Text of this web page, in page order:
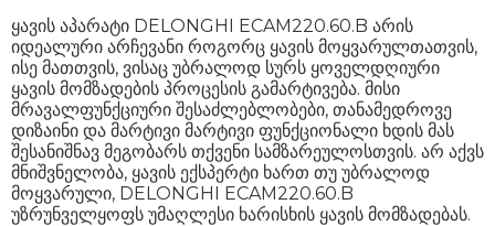
ყავის აპარატი DELONGHI ECAM220.60.B არის
იდეალური არჩევანი როგორც ყავის მოყვარულთათვის,
ისე მათთვის, ვისაც უბრალოდ სურს ყოველდღიური
ყავის მომზადების პროცესის გამარტივება. მისი
მრავალფუნქციური შესაძლებლობები, თანამედროვე
დიზაინი და მარტივი მარტივი ფუნქციონალი ხდის მას
შესანიშნავ მეგობარს თქვენი სამზარეულოსთვის. არ აქვს
მნიშვნელობა, ყავის ექსპერტი ხართ თუ უბრალოდ
მოყვარული, DELONGHI ECAM220.60.B
უზრუნველყოფს უმაღლესი ხარისხის ყავის მომზადებას.